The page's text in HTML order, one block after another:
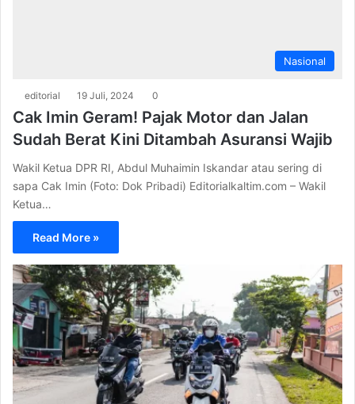
Nasional
editorial 19 Juli, 2024 0
Cak Imin Geram! Pajak Motor dan Jalan
Sudah Berat Kini Ditambah Asuransi Wajib
Wakil Ketua DPR RI, Abdul Muhaimin Iskandar atau sering di
sapa Cak Imin (Foto: Dok Pribadi) Editorialkaltim.com – Wakil
Ketua…
Read More »